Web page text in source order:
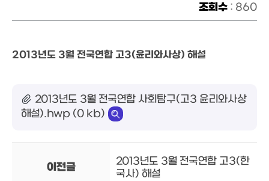
조회수 : 860
2013년도 3월 전국연합 고3(윤리와사상) 해설
2013년도 3월 전국연합 사회탐구(고3 윤리와사상
해설).hwp (0 kb)
이전글
2013년도 3월 전국연합 고3(한
국사) 해설